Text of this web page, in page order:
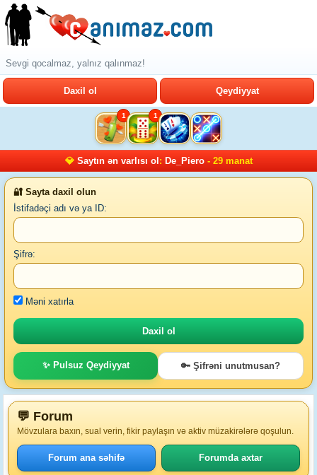
Sevgi qocalmaz, yalnız qalınmaz!
Daxil ol Qeydiyyat
1 1
💎 Saytın ən varlısı ol : De_Piero- 29 manat
🔐 Sayta daxil olun
İstifadəçi adı və ya ID:
Şifrə:
Məni xatırla
✨ Pulsuz Qeydiyyat 🔑 Şifrəni unutmusan?
💬 Forum
Mövzulara baxın, sual verin, fikir paylaşın və aktiv müzakirələrə qoşulun.
Forum ana səhifə Forumda axtar